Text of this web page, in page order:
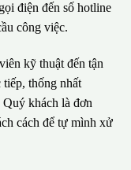
điện đến số hotline
công việc.
kỹ thuật đến tận
thống nhất
khách là đơn
cách để tự mình xử